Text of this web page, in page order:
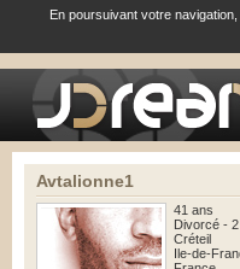
En poursuivant votre
Avtalionne1
41 ans
Divorcé -
Créteil
Ile-de-